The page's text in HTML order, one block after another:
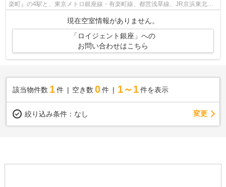
楽町』の4駅と、東京メトロ銀座線・有楽町線、都営浅草線、JR京浜東北
現在空室情報がありません。
「ロイジェント銀座」への
お問い合わせはこちら
該当物件数 1件 空き数 0 件 1～1 件を表示
絞り込み条件： なし 変更